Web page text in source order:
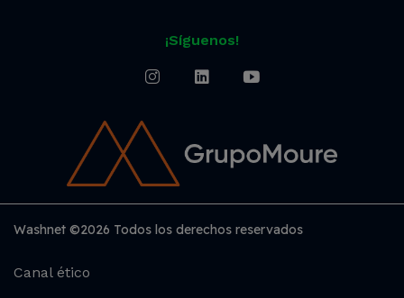
¡Síguenos!
Washnet ©2026 Todos los derechos reservados
Canal ético